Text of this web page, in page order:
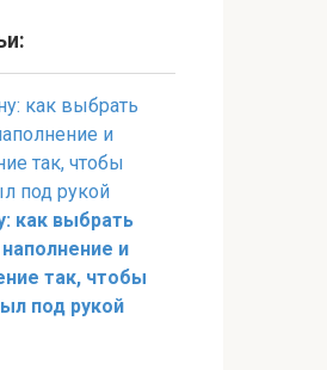
как выбрать
и
так, чтобы
под рукой